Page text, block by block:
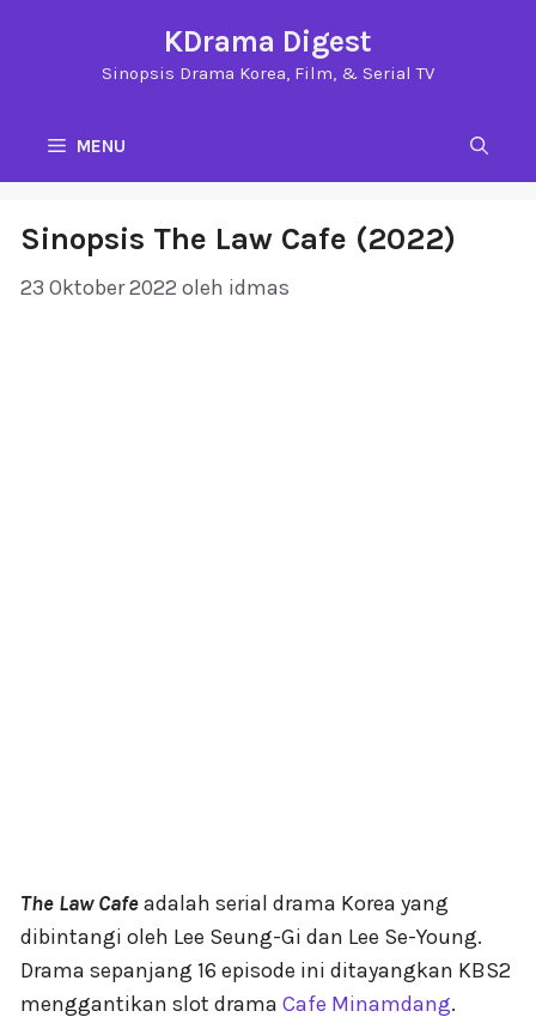
KDrama Digest
Sinopsis Drama Korea, Film, & Serial TV
MENU
Sinopsis The Law Cafe (2022)
23 Oktober 2022 oleh idmas
The Law Cafeadalah serial drama Korea yang
dibintangi oleh Lee Seung-Gi dan Lee Se-Young.
Drama sepanjang 16 episode ini ditayangkan KBS2
menggantikan slot drama Cafe Minamdang.